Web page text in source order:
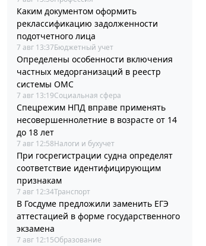
Каким документом оформить
реклассификацию задолженности
подотчетного лица
7 авг 13:37Бюджетный учет
Определены особенности включения
частных медорганизаций в реестр
системы ОМС
7 авг 13:19Социальная сфера
Спецрежим НПД вправе применять
несовершеннолетние в возрасте от 14
до 18 лет
7 авг 12:58Налоги и бухучет
При госрегистрации судна определят
соответствие идентифицирующим
признакам
7 авг 12:34Транспорт
В Госдуме предложили заменить ЕГЭ
аттестацией в форме государственного
экзамена
7 авг 12:15Образование